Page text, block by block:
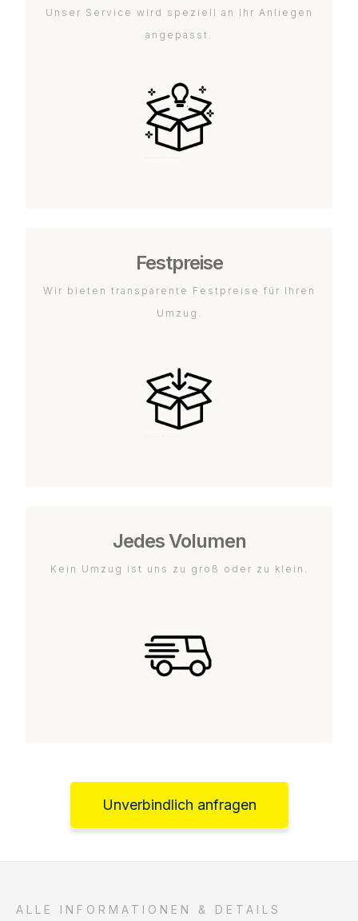
Unser Service wird speziell an Ihr Anliegen
angepasst.
Festpreise
Wir bieten transparente Festpreise für Ihren
Umzug.
Jedes Volumen
Kein Umzug ist uns zu groß oder zu klein.
Unverbindlich anfragen
ALLE INFORMATIONEN & DETAILS